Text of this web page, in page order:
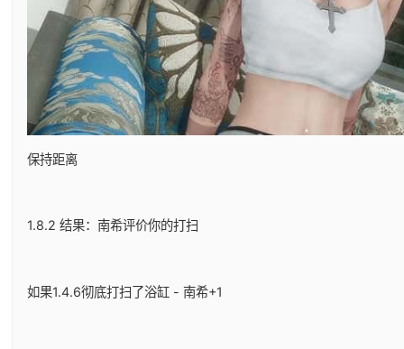
保持距离
1.8.2 结果：南希评价你的打扫
如果1.4.6彻底打扫了浴缸 - 南希+1